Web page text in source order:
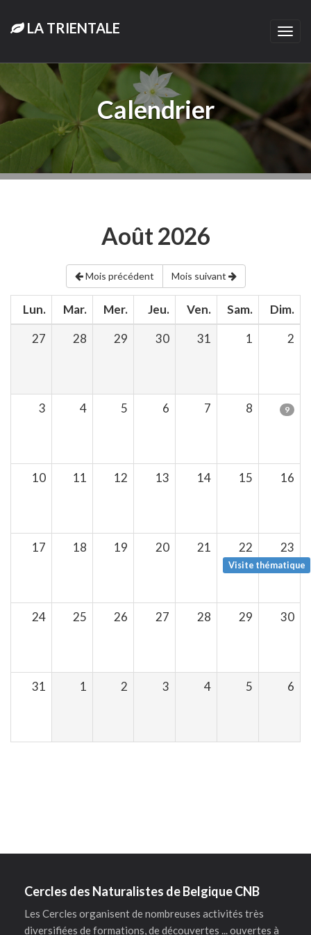
LA TRIENTALE
Calendrier
Août 2026
Mois précédent Mois suivant
Lun. Mar. Mer. Jeu. Ven. Sam.
Dim.
27
28 29 30 31 1 2
3 4 5 6 7 8 9
10 11 12 13 14 15 16
17 18 19 20 21 22
Visite thématique
23
24 25 26 27 28 29 30
31 1 2 3 4 5 6
Cercles des Naturalistes de Belgique CNB
Les Cercles organisent de nombreuses activités très
diversifiées de formations, de découvertes ... ouvertes à